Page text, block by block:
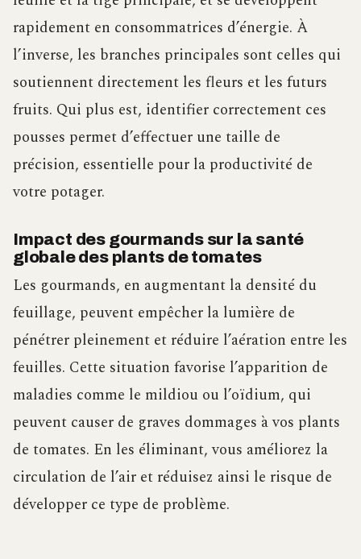
rapidement en consommatrices d’énergie. À
l’inverse, les branches principales sont celles qui
soutiennent directement les fleurs et les futurs
fruits. Qui plus est, identifier correctement ces
pousses permet d’effectuer une taille de
précision, essentielle pour la productivité de
votre potager.
Impact des gourmands sur la santé
globale des plants de tomates
Les gourmands, en augmentant la densité du
feuillage, peuvent empêcher la lumière de
pénétrer pleinement et réduire l’aération entre les
feuilles. Cette situation favorise l’apparition de
maladies comme le mildiou ou l’oïdium, qui
peuvent causer de graves dommages à vos plants
de tomates. En les éliminant, vous améliorez la
circulation de l’air et réduisez ainsi le risque de
développer ce type de problème.